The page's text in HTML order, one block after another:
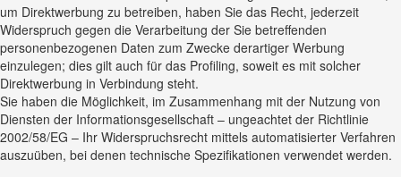
um Direktwerbung zu betreiben, haben Sie das Recht, jederzeit
Widerspruch gegen die Verarbeitung der Sie betreffenden
personenbezogenen Daten zum Zwecke derartiger Werbung
einzulegen; dies gilt auch für das Profiling, soweit es mit solcher
Direktwerbung in Verbindung steht.
Sie haben die Möglichkeit, im Zusammenhang mit der Nutzung von
Diensten der Informationsgesellschaft – ungeachtet der Richtlinie
2002/58/EG – Ihr Widerspruchsrecht mittels automatisierter Verfahren
auszuüben, bei denen technische Spezifikationen verwendet werden.